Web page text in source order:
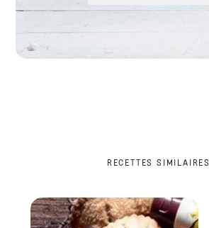
RECETTES SIMILAIRES